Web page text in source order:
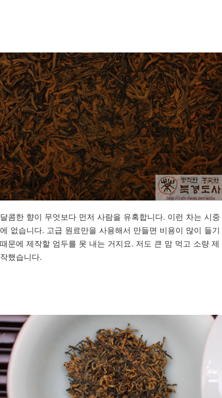
달콤한 향이 무엇보다 먼저 사람을 유혹합니다. 이런 차는 시중
에 없습니다. 고급 원료만을 사용해서 만들면 비용이 많이 들기
때문에 제작할 엄두를 못 내는 거지요. 저도 큰 맘 먹고 소량 제
작했습니다.